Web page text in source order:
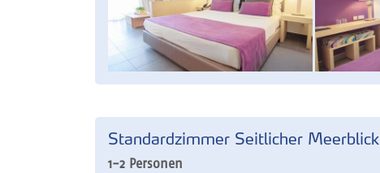
Standardzimmer Seitlicher Meerblick
1-2 Personen